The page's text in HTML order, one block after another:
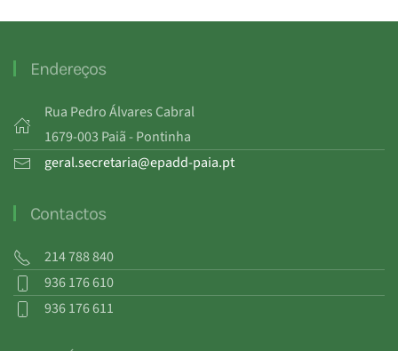
Endereços
Rua Pedro Álvares Cabral
1679-003 Paiã - Pontinha
geral.secretaria@epadd-paia.pt
Contactos
214 788 840
936 176 610
936 176 611